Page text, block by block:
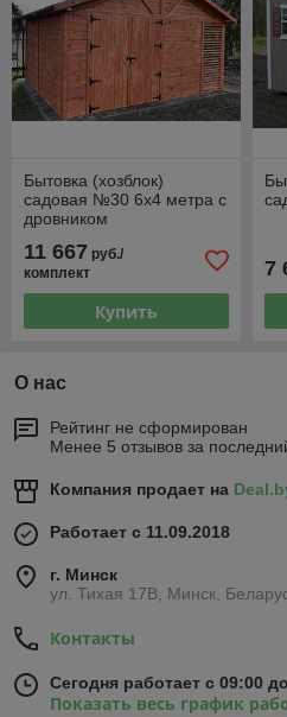
Бытовка (хозблок)
садовая №30 6х4 метра с
дровником
11 667 руб./
комплект
Купить
7
О нас
Рейтинг не сформирован
Менее 5 отзывов за
Компания продает на
Работает с 11.09.2018
г. Минск
ул. Тихая 17В, Минск,
Контакты
Сегодня работает с 09:00
Показать весь график